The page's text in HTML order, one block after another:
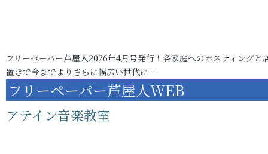
フリーペーパー芦屋人2026年4月号発行！各家庭へのポスティングと
置きで今までよりさらに幅広い世代に…
フリーペーパー芦屋人WEB
アテイン音楽教室